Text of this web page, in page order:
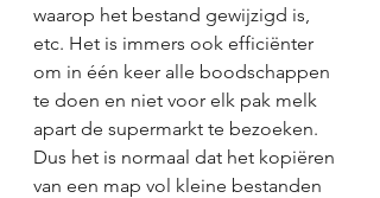
waarop het bestand gewijzigd is,
etc. Het is immers ook efficiënter
om in één keer alle boodschappen
te doen en niet voor elk pak melk
apart de supermarkt te bezoeken.
Dus het is normaal dat het kopiëren
van een map vol kleine bestanden